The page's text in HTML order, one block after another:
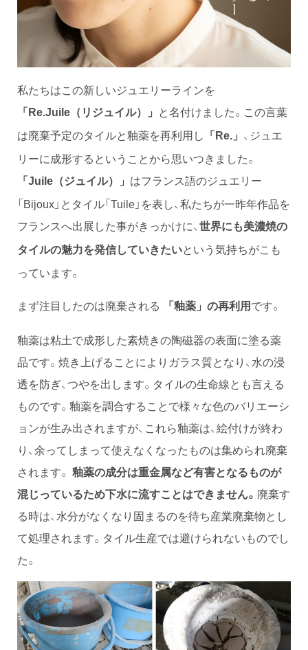
私たちはこの新しいジュエリーラインを
「Re.Juile（リジュイル）」
と名付けました。この言葉
は廃棄予定のタイルと釉薬を再利用し
「Re.」 、ジュエ
リーに成形するということから思いつきました。
「Juile（ジュイル）」 はフランス語のジュエリー
「Bijoux」とタイル「Tuile」を表し、私たちが一昨年作品を
フランスへ出展した事がきっかけに、 世界にも美濃焼の
タイルの魅力を発信していきたいという気持ちがこも
っています。
まず注目したのは廃棄される
「釉薬」の再利用 です。
釉薬は粘土で成形した素焼きの陶磁器の表面に塗る薬
品です。焼き上げることによりガラス質となり、水の浸
透を防ぎ、つやを出します。タイルの生命線とも言える
ものです。釉薬を調合することで様々な色のバリエーシ
ョンが生み出されますが、これら釉薬は、絵付けが終わ
り、余ってしまって使えなくなったものは集められ廃棄
されます。 釉薬の成分は重金属など有害となるものが
混じっているため下水に流すことはできません。 廃棄す
る時は、水分がなくなり固まるのを待ち産業廃棄物とし
て処理されます。タイル生産では避けられないものでし
た。